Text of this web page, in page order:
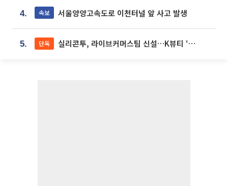
4. 속보 서울양양고속도로 이천터널 앞 사고 발생
5. 단독 실리콘투, 라이브커머스팀 신설…K뷰티 ‘글로벌 판매망’ 확대[K뷰티 라방戰]